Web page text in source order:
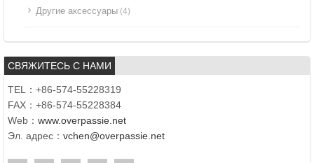
Другие аксессуары (4)
СВЯЖИТЕСЬ С НАМИ
TEL：+86-574-55228319
FAX：+86-574-55228384
Web： www.overpassie.net
Эл. адрес： vchen@overpassie.net